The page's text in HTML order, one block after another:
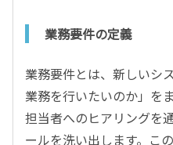
業務要件の定義
業務要件とは、新しいシ
業務を行いたいのか」を
担当者へのヒアリングを
ールを洗い出します。こ